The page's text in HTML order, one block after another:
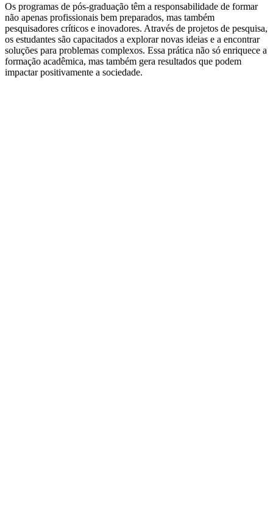
Os programas de pós-graduação têm a responsabilidade de formar
não apenas profissionais bem preparados, mas também
pesquisadores críticos e inovadores. Através de projetos de pesquisa,
os estudantes são capacitados a explorar novas ideias e a encontrar
soluções para problemas complexos. Essa prática não só enriquece a
formação acadêmica, mas também gera resultados que podem
impactar positivamente a sociedade.